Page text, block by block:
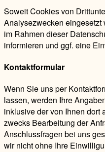
Soweit Cookies von
Analysezwecken
im Rahmen dieser
informieren und ggf. eine
Kontaktformular
Wenn Sie uns per
lassen, werden Ihre
inklusive der von Ihnen dort
zwecks Bearbeitung der
Anschlussfragen bei uns
wir nicht ohne Ihre